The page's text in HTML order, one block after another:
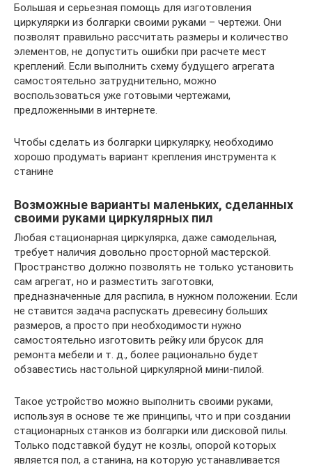
Большая и серьезная помощь для изготовления
циркулярки из болгарки своими руками – чертежи. Они
позволят правильно рассчитать размеры и количество
элементов, не допустить ошибки при расчете мест
креплений. Если выполнить схему будущего агрегата
самостоятельно затруднительно, можно
воспользоваться уже готовыми чертежами,
предложенными в интернете.
Чтобы сделать из болгарки циркулярку, необходимо
хорошо продумать вариант крепления инструмента к
станине
Возможные варианты маленьких, сделанных
своими руками циркулярных пил
Любая стационарная циркулярка, даже самодельная,
требует наличия довольно просторной мастерской.
Пространство должно позволять не только установить
сам агрегат, но и разместить заготовки,
предназначенные для распила, в нужном положении. Если
не ставится задача распускать древесину больших
размеров, а просто при необходимости нужно
самостоятельно изготовить рейку или брусок для
ремонта мебели и т. д., более рационально будет
обзавестись настольной циркулярной мини-пилой.
Такое устройство можно выполнить своими руками,
используя в основе те же принципы, что и при создании
стационарных станков из болгарки или дисковой пилы.
Только подставкой будут не козлы, опорой которых
является пол, а станина, на которую устанавливается